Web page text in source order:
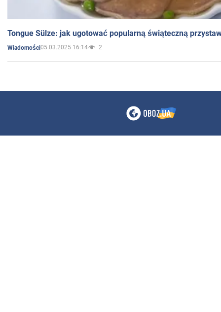
Tongue Sülze: jak ugotować popularną świąteczną
Wiadomości05.03.2025 16:14 2